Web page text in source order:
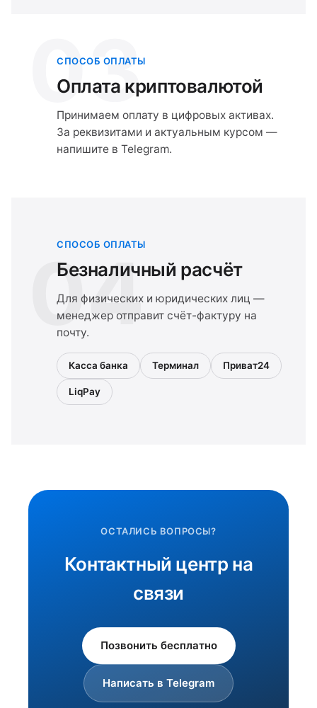
03
СПОСОБ ОПЛАТЫ
Оплата криптовалютой
Принимаем оплату в цифровых активах.
За реквизитами и актуальным курсом —
напишите в Telegram.
04
СПОСОБ ОПЛАТЫ
Безналичный расчёт
Для физических и юридических лиц —
менеджер отправит счёт-фактуру на
почту.
Касса банка Терминал Приват24
LiqPay
ОСТАЛИСЬ ВОПРОСЫ?
Контактный центр на
связи
Позвонить бесплатно
Написать в Telegram